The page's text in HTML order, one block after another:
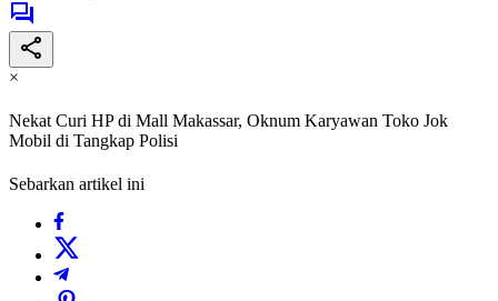
×
Nekat Curi HP di Mall Makassar, Oknum Karyawan Toko Jok
Mobil di Tangkap Polisi
Sebarkan artikel ini